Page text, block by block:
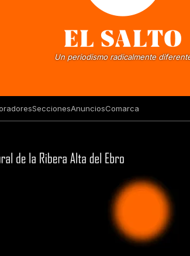
Un periodismo radicalmente
SeccionesAnunciosComarca